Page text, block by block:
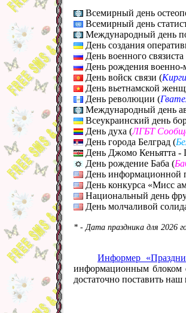
Всемирный день
Всемирный день
Международный день
День создания
День военного связиста
День рождения военно-
День войск связи (
День вьетнамской
День революции (
Международный день
Всеукраинский день
День духа (ЛГБТ
День города Белград (
День Джомо Кеньятта -
День рождение Баба (
День информационной
День конкурса «Мисс
Национальный день
День молчаливой
* - Дата праздника для 2026
Информер
информационным блоком
достаточно поставить